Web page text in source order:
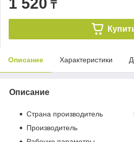
₸
Описание Характеристики
Описание
Страна производитель
Производитель